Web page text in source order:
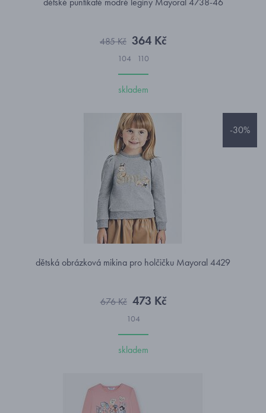
485 Kč 364 Kč
104 110
skladem
-30%
dětská obrázková mikina pro holčičku Mayoral 4429
676 Kč 473 Kč
104
skladem